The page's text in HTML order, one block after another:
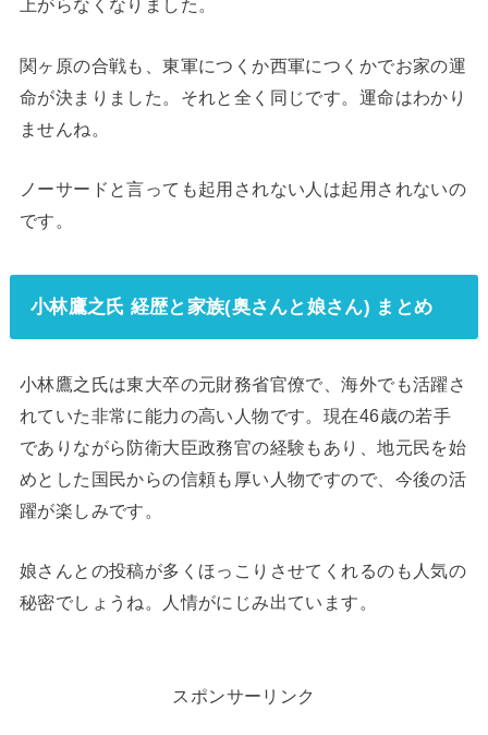
上がらなくなりました。
関ヶ原の合戦も、東軍につくか西軍につくかでお家の運
命が決まりました。それと全く同じです。運命はわかり
ませんね。
ノーサードと言っても起用されない人は起用されないの
です。
小林鷹之氏 経歴と家族(奥さんと娘さん) まとめ
小林鷹之氏は東大卒の元財務省官僚で、海外でも活躍さ
れていた非常に能力の高い人物です。現在46歳の若手
でありながら防衛大臣政務官の経験もあり、地元民を始
めとした国民からの信頼も厚い人物ですので、今後の活
躍が楽しみです。
娘さんとの投稿が多くほっこりさせてくれるのも人気の
秘密でしょうね。人情がにじみ出ています。
スポンサーリンク